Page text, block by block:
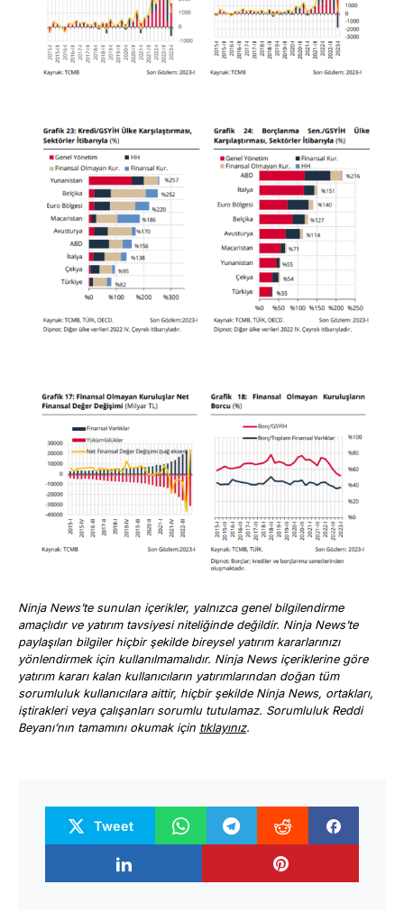
Ninja News’te sunulan içerikler, yalnızca genel bilgilendirme
amaçlıdır ve yatırım tavsiyesi niteliğinde değildir. Ninja News’te
paylaşılan bilgiler hiçbir şekilde bireysel yatırım kararlarınızı
yönlendirmek için kullanılmamalıdır. Ninja News içeriklerine göre
yatırım kararı kalan kullanıcıların yatırımlarından doğan tüm
sorumluluk kullanıcılara aittir, hiçbir şekilde Ninja News, ortakları,
iştirakleri veya çalışanları sorumlu tutulamaz. Sorumluluk Reddi
Beyanı’nın tamamını okumak için tıklayınız.
Tweet